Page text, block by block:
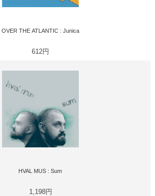
OVER THE ATLANTIC : Junica
612円
HVAL MUS : Sum
1,198円